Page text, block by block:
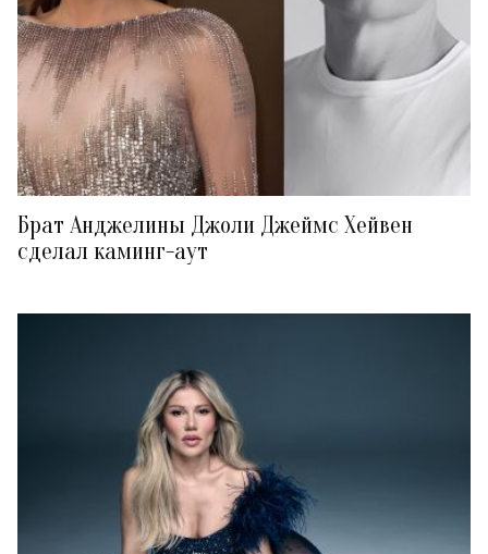
Брат Анджелины Джоли Джеймс Хейвен
сделал каминг-аут